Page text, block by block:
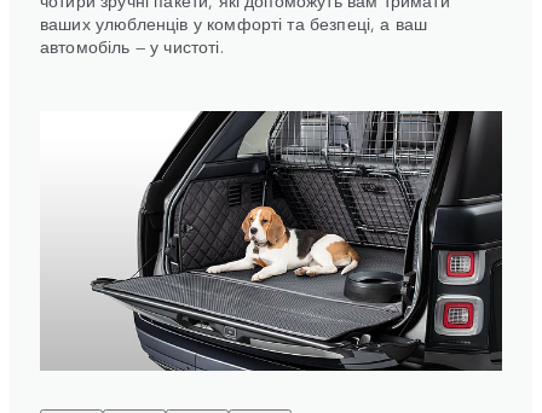
ваших улюбленців у комфорті та безпеці, а ваш
автомобіль — у чистоті.